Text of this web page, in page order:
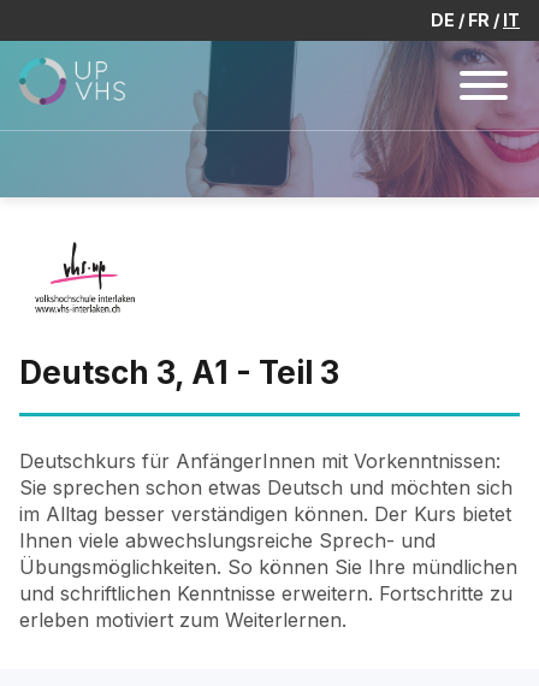
DE FR IT
Deutsch 3, A1 - Teil 3
Deutschkurs für AnfängerInnen mit Vorkenntnissen:
Sie sprechen schon etwas Deutsch und möchten sich
im Alltag besser verständigen können. Der Kurs bietet
Ihnen viele abwechslungsreiche Sprech- und
Übungsmöglichkeiten. So können Sie Ihre mündlichen
und schriftlichen Kenntnisse erweitern. Fortschritte zu
erleben motiviert zum Weiterlernen.